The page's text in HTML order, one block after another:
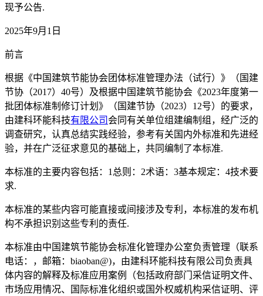
现予公告.
2025年9月1日
前言
根据《中国建筑节能协会团体标准管理办法（试行）》（国建
节协（2017）40号）及根据中国建筑节能协会《2023年度第一
批团体标准制修订计划》（国建节协（2023）12号）的要求，
由建科环能科技有限公司 会同有关单位组建编制组，经广泛的
调查研究，认真总结实践经验，参考有关国内外标准和先进经
验，并在广泛征求意见的基础上，共同编制了本标准.
本标准的主要内容包括：1总则：2术语：3基本规定：4技术要
求.
本标准的某些内容可能直接或间接涉及专利，本标准的发布机
构不承担识别这些专利的责任.
本标准由中国建筑节能协会标准化管理办公室负责管理（联系
电话：，邮箱：biaoban@)，由建科环能科技有限公司负责具
体内容的解释及标准应用案例（包括政府部门采信证明文件、
市场应用情况、国际标准化组织或国外权威机构采信证明、评